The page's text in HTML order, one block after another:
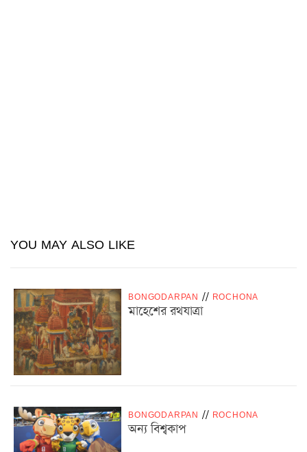
YOU MAY ALSO LIKE
BONGODARPAN // ROCHONA
মাহেশের রথযাত্রা
BONGODARPAN // ROCHONA
অন্য বিশ্বকাপ